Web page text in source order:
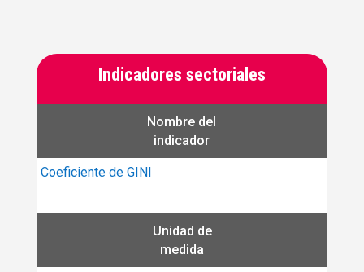
Indicadores sectoriales
Nombre del
indicador
Coeficiente de GINI
Unidad de
medida